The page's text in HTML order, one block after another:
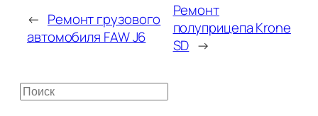
← Ремонт грузового
автомобиля FAW J6
Ремонт
полуприцепа Krone
SD →
П